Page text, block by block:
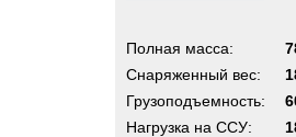
Полная масса:
Снаряженный вес:
Грузоподъемность:
Нагрузка на ССУ: